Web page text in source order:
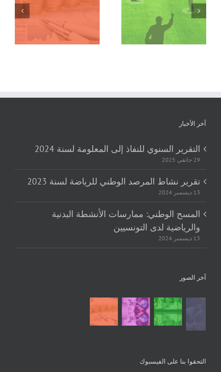
ملتقى المدرب التونسي
دورة تكوينية حول تنظيم
التظاهرات الرياضية
آخر الأخبار
التقرير السنوي للنفاذ إلى المعلومة لسنة 2024
29 جانفي 2025
تقرير نشاط المرصد الوطني للرياضة لسنة 2023
13 ديسمبر 2024
المسح الوطني: ممارسات الأنشطة البدنية
والرياضية لدى التونسيين
13 ديسمبر 2024
آخر الصور
التحقوا بنا على الفيسبوك